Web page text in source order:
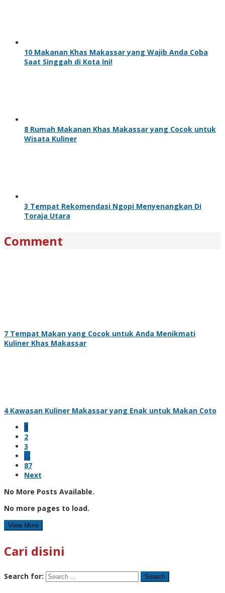
10 Makanan Khas Makassar yang Wajib Anda Coba
Saat Singgah di Kota Ini!
8 Rumah Makanan Khas Makassar yang Cocok untuk
Wisata Kuliner
3 Tempat Rekomendasi Ngopi Menyenangkan Di
Toraja Utara
Comment
7 Tempat Makan yang Cocok untuk Anda Menikmati
Kuliner Khas Makassar
4 Kawasan Kuliner Makassar yang Enak untuk Makan Coto
1
2
3
…
87
Next
No More Posts Available.
No more pages to load.
View More
Cari disini
Search for: